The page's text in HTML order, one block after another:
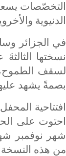
التخصّصات
الدنيوية
في الجزائر
نسختها
لسقف
بصمةً يشهد
افتتاحية
احتوت على
شهر نوفمبر
من هذه النسخة